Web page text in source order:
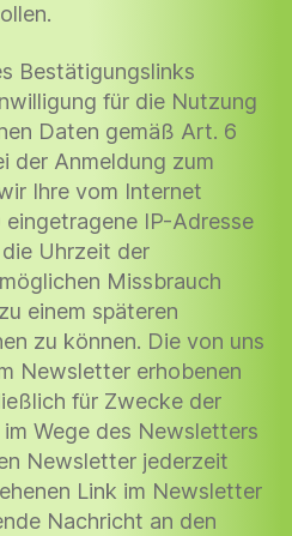
Bestätigungslinks
für die Nutzung
Daten gemäß Art. 6
der Anmeldung zum
Ihre vom Internet
IP-Adresse
Uhrzeit der
Missbrauch
einem späteren
zu können. Die von uns
Newsletter erhobenen
für Zwecke der
Wege des Newsletters
Newsletter jederzeit
Link im Newsletter
Nachricht an den